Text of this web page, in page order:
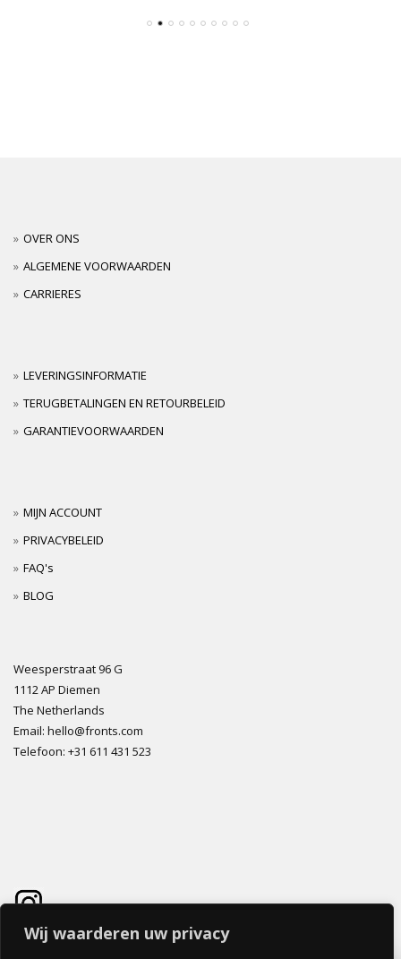
Wij waarderen uw privacy
OVER ONS
ALGEMENE VOORWAARDEN
CARRIERES
LEVERINGSINFORMATIE
TERUGBETALINGEN EN RETOURBELEID
GARANTIEVOORWAARDEN
MIJN ACCOUNT
PRIVACYBELEID
FAQ's
BLOG
Weesperstraat 96 G
1112 AP Diemen
The Netherlands
Email: hello@fronts.com
Telefoon: +31 611 431 523